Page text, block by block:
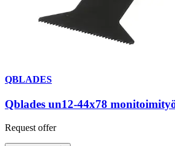
QBLADES
Qblades un12-44x78
Request offer